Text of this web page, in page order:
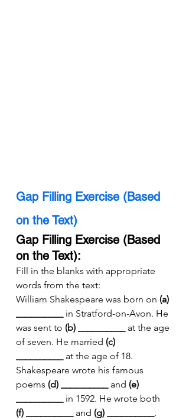
Gap Filling Exercise (Based
on the Text)
Gap Filling Exercise (Based
on the Text):
Fill in the blanks with appropriate
words from the text:
William Shakespeare was born on (a)
in Stratford-on-Avon. He
was sent to (b) __________
at the age
of seven. He married (c)
at the age of 18.
Shakespeare wrote his famous
poems (d) __________ and (e)
in 1592. He wrote both
(f) __________
and (g) __________ .